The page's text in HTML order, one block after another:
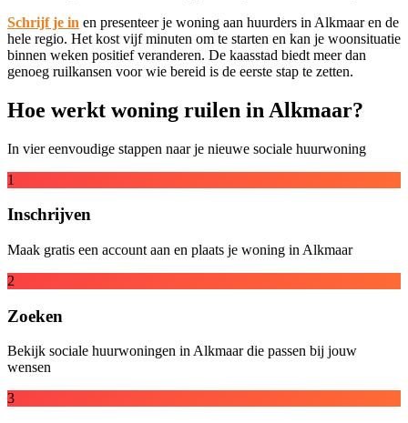
Schrijf je in en presenteer je woning aan huurders in Alkmaar en de
hele regio. Het kost vijf minuten om te starten en kan je woonsituatie
binnen weken positief veranderen. De kaasstad biedt meer dan
genoeg ruilkansen voor wie bereid is de eerste stap te zetten.
Hoe werkt woning ruilen in Alkmaar?
In vier eenvoudige stappen naar je nieuwe sociale huurwoning
1
Inschrijven
Maak gratis een account aan en plaats je woning in Alkmaar
2
Zoeken
Bekijk sociale huurwoningen in Alkmaar die passen bij jouw
wensen
3